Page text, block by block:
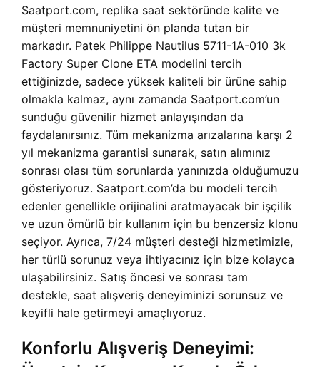
Saatport.com, replika saat sektöründe kalite ve
müşteri memnuniyetini ön planda tutan bir
markadır. Patek Philippe Nautilus 5711-1A-010 3k
Factory Super Clone ETA modelini tercih
ettiğinizde, sadece yüksek kaliteli bir ürüne sahip
olmakla kalmaz, aynı zamanda Saatport.com’un
sunduğu güvenilir hizmet anlayışından da
faydalanırsınız. Tüm mekanizma arızalarına karşı 2
yıl mekanizma garantisi sunarak, satın alımınız
sonrası olası tüm sorunlarda yanınızda olduğumuzu
gösteriyoruz. Saatport.com’da bu modeli tercih
edenler genellikle orijinalini aratmayacak bir işçilik
ve uzun ömürlü bir kullanım için bu benzersiz klonu
seçiyor. Ayrıca, 7/24 müşteri desteği hizmetimizle,
her türlü sorunuz veya ihtiyacınız için bize kolayca
ulaşabilirsiniz. Satış öncesi ve sonrası tam
destekle, saat alışveriş deneyiminizi sorunsuz ve
keyifli hale getirmeyi amaçlıyoruz.
Konforlu Alışveriş Deneyimi: